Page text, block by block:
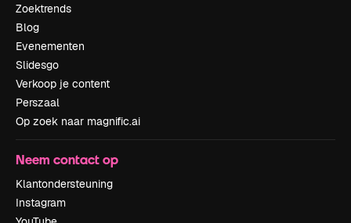
Zoektrends
Blog
Evenementen
Slidesgo
Verkoop je content
Perszaal
Op zoek naar magnific.ai
Neem contact op
Klantondersteuning
Instagram